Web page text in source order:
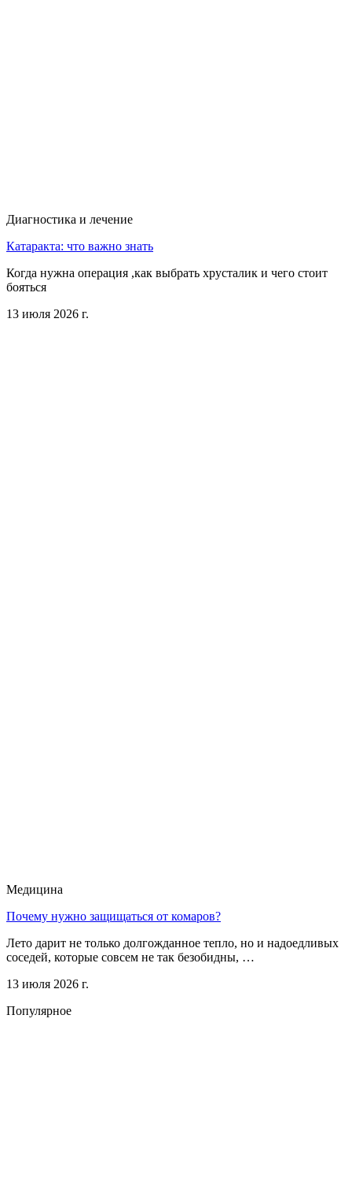
Диагностика и лечение
Катаракта: что важно знать
Когда нужна операция ,как выбрать хрусталик и чего стоит
бояться
13 июля 2026 г.
Медицина
Почему нужно защищаться от комаров?
Лето дарит не только долгожданное тепло, но и надоедливых
соседей, которые совсем не так безобидны, …
13 июля 2026 г.
Популярное